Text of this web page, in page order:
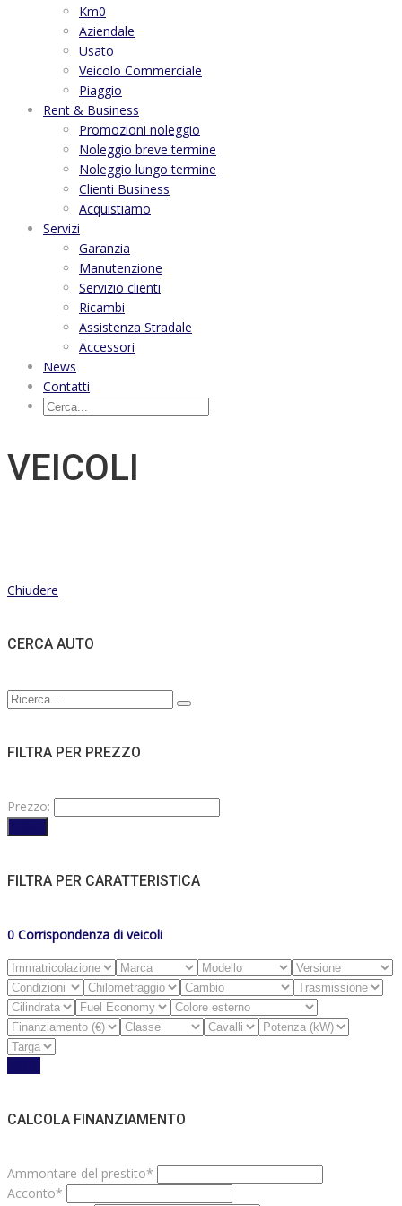
Km0
Aziendale
Usato
Veicolo Commerciale
Piaggio
Rent & Business
Promozioni noleggio
Noleggio breve termine
Noleggio lungo termine
Clienti Business
Acquistiamo
Servizi
Garanzia
Manutenzione
Servizio clienti
Ricambi
Assistenza Stradale
Accessori
News
Contatti
VEICOLI
Chiudere
CERCA AUTO
FILTRA PER PREZZO
Prezzo:
FILTRA PER CARATTERISTICA
0 Corrispondenza di veicoli
CALCOLA FINANZIAMENTO
Ammontare del prestito*
Acconto*